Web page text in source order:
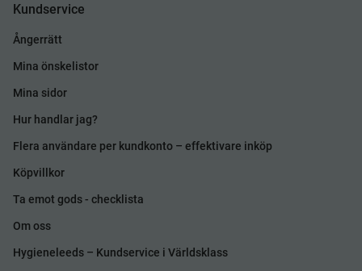
Kundservice
Ångerrätt
Mina önskelistor
Mina sidor
Hur handlar jag?
Flera användare per kundkonto – effektivare inköp
Köpvillkor
Ta emot gods - checklista
Om oss
Hygieneleeds – Kundservice i Världsklass